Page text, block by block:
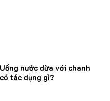
Uống nước dừa với chanh
có tác dụng gì?